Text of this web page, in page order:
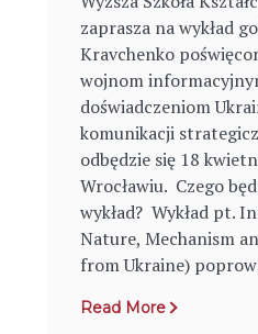
zaprasza na wykład
Kravchenko
wojnom
doświadczeniom
komunikacji
odbędzie się 18
Wrocławiu. Czego
wykład? Wykład pt.
Nature, Mechanism
from Ukraine)
Read More